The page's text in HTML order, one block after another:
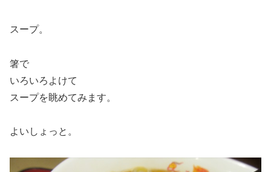
スープ。
箸で
いろいろよけて
スープを眺めてみます。
よいしょっと。